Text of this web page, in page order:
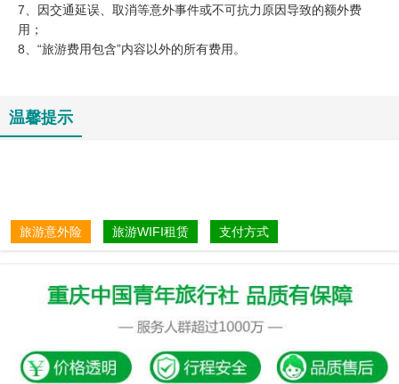
7、因交通延误、取消等意外事件或不可抗力原因导致的额外费
用；
8、“旅游费用包含”内容以外的所有费用。
温馨提示
旅游意外险 旅游WIFI租赁 支付方式